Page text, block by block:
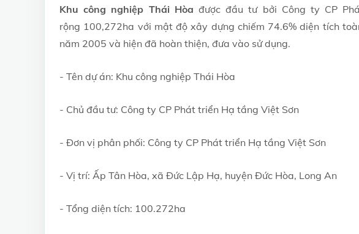
Khu công nghiệp Thái Hòa được đầu tư bởi Công ty CP
rộng 100,272ha với mật độ xây dựng chiếm 74.6% diện tích
năm 2005 và hiện đã hoàn thiện, đưa vào sử dụng.
- Tên dự án: Khu công nghiệp Thái Hòa
- Chủ đầu tư: Công ty CP Phát triển Hạ tầng Việt Sơn
- Đơn vị phân phối: Công ty CP Phát triển Hạ tầng Việt Sơn
- Vị trí: Ấp Tân Hòa, xã Đức Lập Hạ, huyện Đức Hòa, Long An
- Tổng diện tích: 100.272ha